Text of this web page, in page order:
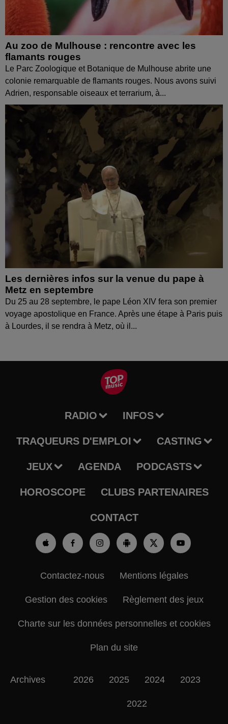
Au zoo de Mulhouse : rencontre avec les
flamants rouges
Le Parc Zoologique et Botanique de Mulhouse abrite une
colonie remarquable de flamants rouges. Nous avons suivi
Adrien, responsable oiseaux et terrarium, à...
Les dernières infos sur la venue du pape à
Metz en septembre
Du 25 au 28 septembre, le pape Léon XIV fera son premier
voyage apostolique en France. Après une étape à Paris puis
à Lourdes, il se rendra à Metz, où il...
RADIO INFOS
TRAQUEURS D'EMPLOI CASTING
JEUX AGENDA PODCASTS
HOROSCOPE CLUBS PARTENAIRES
CONTACT
Contactez-nous Mentions légales
Gestion des cookies Règlement des jeux
Charte sur les données personnelles et cookies
Plan du site
Archives 2026 2025 2024 2023
2022